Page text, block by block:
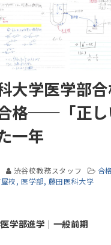
大学医学部
格──「正し
一年
渋谷校教務スタッフ
合
校 医学部 藤田医科大学
学部進学｜一般前期